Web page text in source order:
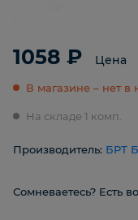
1058 ₽ Цена
В магазине – нет в
На складе 1 комп.
Производитель: БРТ
Сомневаетесь? Есть